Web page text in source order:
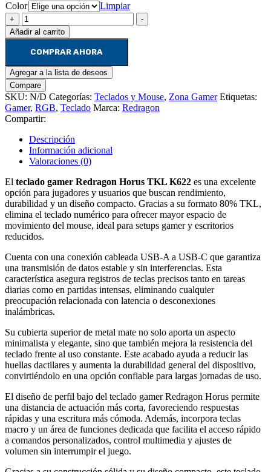
Color Limpiar
+
Teclado
gamer
Redragon
Horus
-
Añadir al carrito
COMPRAR AHORA
Agregar a la lista de deseos
Compare
SKU: N/D Categorías: Teclados y Mouse, Zona Gamer Etiquetas:
Gamer, RGB, Teclado Marca: Redragon
Compartir:
Descripción
Información adicional
Valoraciones (0)
El teclado gamer Redragon Horus TKL K622 es una excelente
opción para jugadores y usuarios que buscan rendimiento,
durabilidad y un diseño compacto. Gracias a su formato 80% TKL,
elimina el teclado numérico para ofrecer mayor espacio de
movimiento del mouse, ideal para setups gamer y escritorios
reducidos.
Cuenta con una conexión cableada USB-A a USB-C que garantiza
una transmisión de datos estable y sin interferencias. Esta
característica asegura registros de teclas precisos tanto en tareas
diarias como en partidas intensas, eliminando cualquier
preocupación relacionada con latencia o desconexiones
inalámbricas.
Su cubierta superior de metal mate no solo aporta un aspecto
minimalista y elegante, sino que también mejora la resistencia del
teclado frente al uso constante. Este acabado ayuda a reducir las
huellas dactilares y aumenta la durabilidad general del dispositivo,
convirtiéndolo en una opción confiable para largas jornadas de uso.
El diseño de perfil bajo del teclado gamer Redragon Horus permite
una distancia de actuación más corta, favoreciendo respuestas
rápidas y una escritura más cómoda. Además, incorpora teclas
macro y un área de funciones dedicada que facilita el acceso rápido
a comandos personalizados, control multimedia y ajustes de
volumen sin interrumpir el juego.